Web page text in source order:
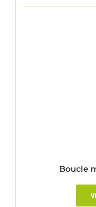
Boucle